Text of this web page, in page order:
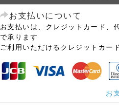
お支払いについて
お支払いは、クレジットカード、
で承ります
ご利用いただけるクレジットカード
お